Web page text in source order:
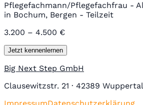
Pflegefachmann/Pflegefachfrau -
in Bochum, Bergen - Teilzeit
3.200 – 4.500 €
Jetzt kennenlernen
Big Next Step GmbH
Clausewitzstr. 21 · 42389 Wuppertal